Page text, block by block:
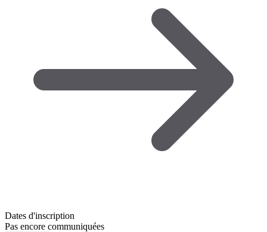
Dates d'inscription
Pas encore communiquées